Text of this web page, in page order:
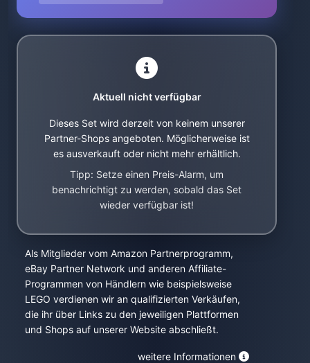
Aktuell nicht verfügbar
Dieses Set wird derzeit von keinem unserer
Partner-Shops angeboten. Möglicherweise ist
es ausverkauft oder nicht mehr erhältlich.
Tipp: Setze einen Preis-Alarm, um
benachrichtigt zu werden, sobald das Set
wieder verfügbar ist!
Als Mitglieder vom Amazon Partnerprogramm,
eBay Partner Network und anderen Affiliate-
Programmen von Händlern wie beispielsweise
LEGO verdienen wir an qualifizierten Verkäufen,
die ihr über Links zu den jeweiligen Plattformen
und Shops auf unserer Website abschließt.
weitere Informationen